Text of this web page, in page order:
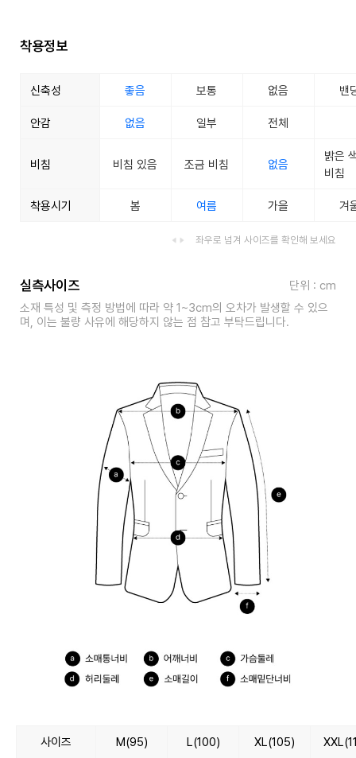
착용정보
신축성 좋음 보통 없음 밴
안감 없음 일부 전체
비침 비침 있음 조금 비침 없음
밝은
비침
착용시기 봄 여름 가을 겨
좌우로 넘겨 사이즈를 확인해 보세요
실측사이즈
단위 : cm
소재 특성 및 측정 방법에 따라 약 1~3cm의 오차가 발생할 수 있으
며, 이는 불량 사유에 해당하지 않는 점 참고 부탁드립니다.
사이즈 M(95) L(100) XL(105)